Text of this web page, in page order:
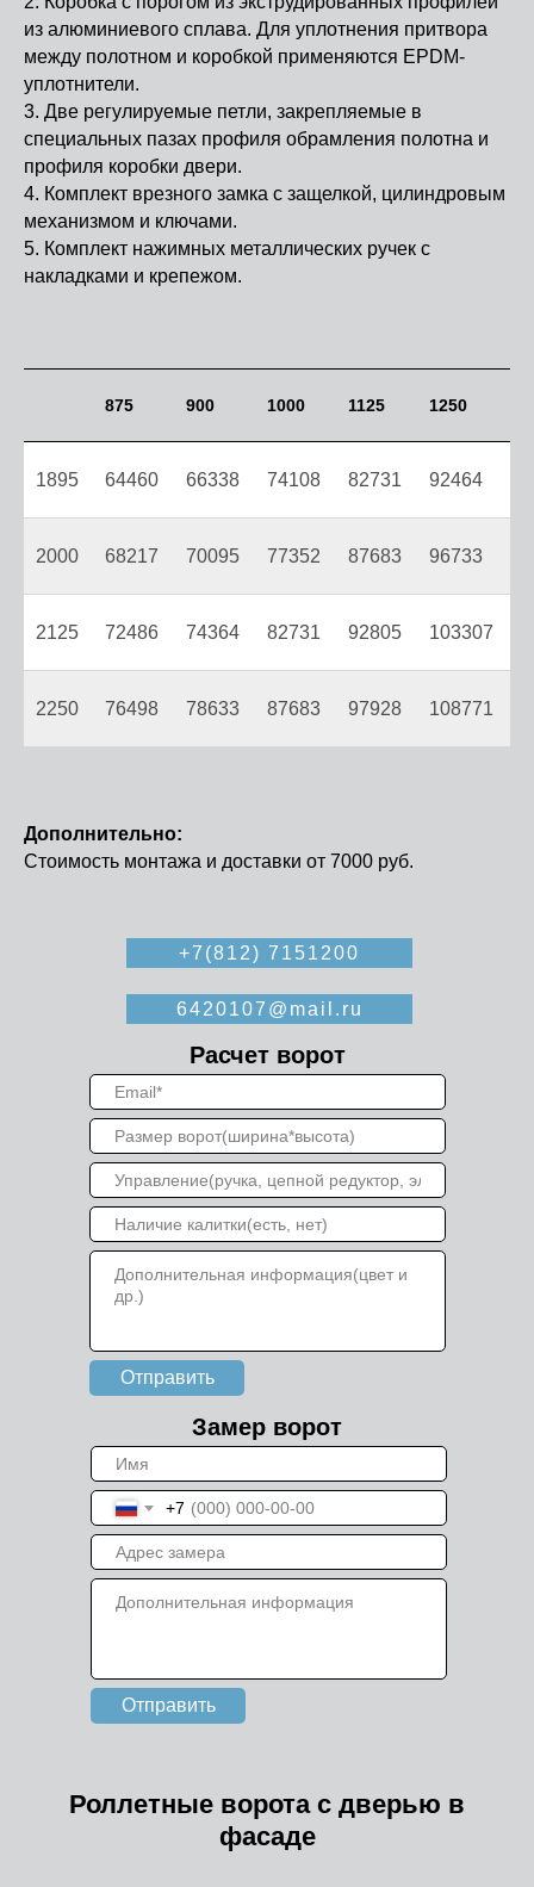
из алюминиевого сплава. Для уплотнения притвора
между полотном и коробкой применяются EPDM-
уплотнители.
3. Две регулируемые петли, закрепляемые в
специальных пазах профиля обрамления полотна и
профиля коробки двери.
4. Комплект врезного замка с защелкой, цилиндровым
механизмом и ключами.
5. Комплект нажимных металлических ручек с
накладками и крепежом.
875 900 1000 1125 1250
1895 64460 66338 74108 82731 92464
2000 68217 70095 77352 87683 96733
2125 72486 74364 82731 92805 103307
2250 76498 78633 87683 97928 108771
Дополнительно:​
Стоимость монтажа и доставки от 7000 руб.
+7(812) 7151200
6420107@mail.ru
Отправить
+7
Отправить
Расчет ворот
Замер ворот
Роллетные ворота с дверью в
фасаде